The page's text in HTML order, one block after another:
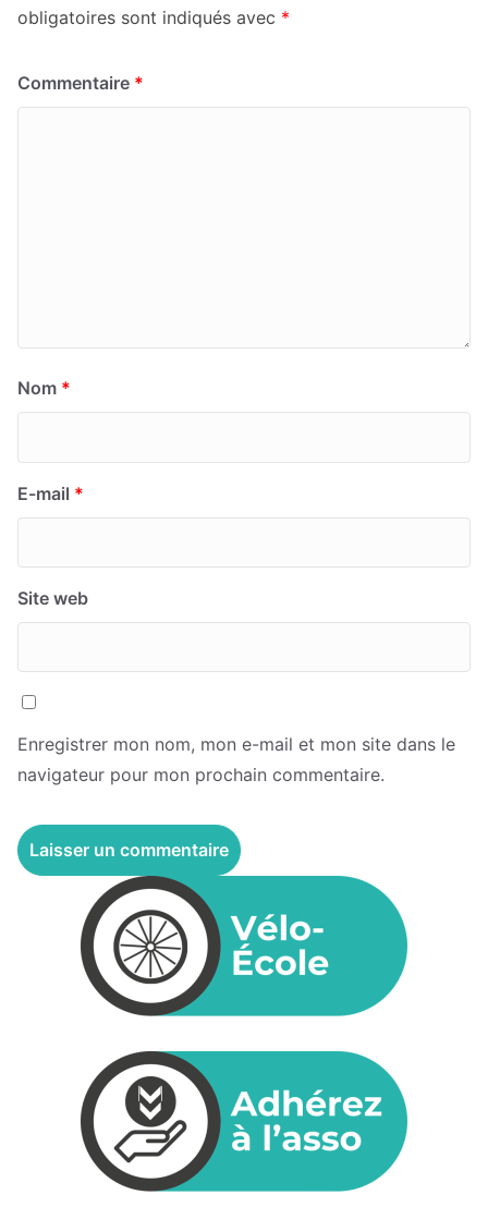
obligatoires sont indiqués avec *
Commentaire *
Nom *
E-mail *
Site web
Enregistrer mon nom, mon e-mail et mon site dans le
navigateur pour mon prochain commentaire.